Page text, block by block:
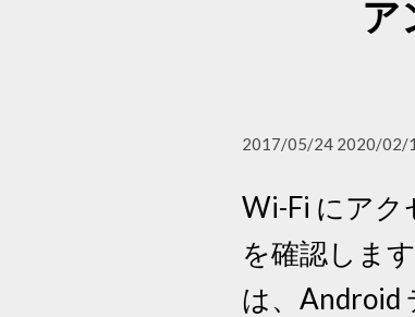
ア
2017/05/24 2020/02/
Wi-Fi にアク
を確認しま
は、Android